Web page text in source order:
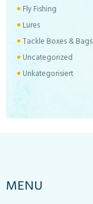
Fly Fishing
Lures
Tackle Boxes & Bags
Uncategorized
Unkategorisiert
MENU